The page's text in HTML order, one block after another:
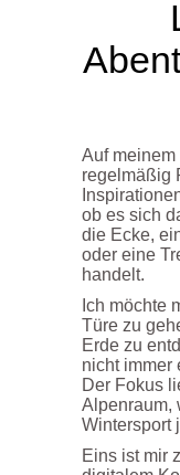
Auf
regelmäßig
ob es sich
die Ecke,
oder eine
handelt.
Ich möchte
Türe zu
Erde zu
nicht immer
Der Fokus
Alpenraum,
Wintersport
Eins ist mir